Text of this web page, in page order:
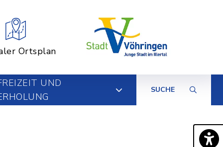
Ortsplan
UND
SUCHE